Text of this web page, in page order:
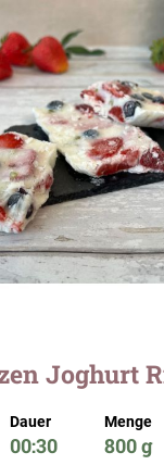
Joghurt
Dauer
00:30
Menge
800 g